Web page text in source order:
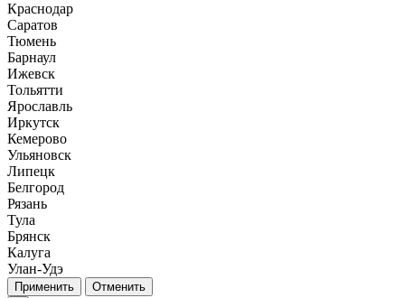
Краснодар
Саратов
Тюмень
Барнаул
Ижевск
Тольятти
Ярославль
Иркутск
Кемерово
Ульяновск
Липецк
Белгород
Рязань
Тула
Брянск
Калуга
Улан-Удэ
Отменить